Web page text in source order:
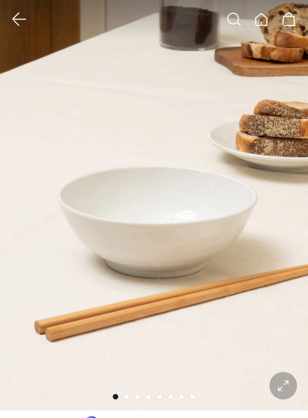
홈 장바구니
1 2 3 4 5 6 7 8
확대 보기